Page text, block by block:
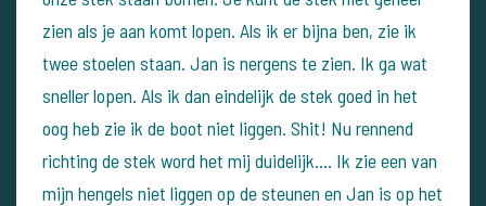
zien als je aan komt lopen. Als ik er bijna ben, zie ik
twee stoelen staan. Jan is nergens te zien. Ik ga wat
sneller lopen. Als ik dan eindelijk de stek goed in het
oog heb zie ik de boot niet liggen. Shit! Nu rennend
richting de stek word het mij duidelijk…. Ik zie een van
mijn hengels niet liggen op de steunen en Jan is op het